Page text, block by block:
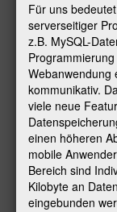
Für uns
serverseitiger
z.B. MySQL-
Webanwendung
kommunikativ.
viele neue
einen höheren
mobile
Bereich sind
Kilobyte an
eingebunden